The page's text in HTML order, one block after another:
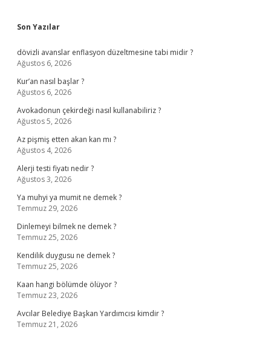
Sidebar
Son Yazılar
dövizli avanslar enflasyon düzeltmesine tabi midir ?
Ağustos 6, 2026
Kur’an nasıl başlar ?
Ağustos 6, 2026
Avokadonun çekirdeği nasıl kullanabiliriz ?
Ağustos 5, 2026
Az pişmiş etten akan kan mı ?
Ağustos 4, 2026
Alerji testi fiyatı nedir ?
Ağustos 3, 2026
Ya muhyi ya mumit ne demek ?
Temmuz 29, 2026
Dinlemeyi bilmek ne demek ?
Temmuz 25, 2026
Kendilik duygusu ne demek ?
Temmuz 25, 2026
Kaan hangi bölümde ölüyor ?
Temmuz 23, 2026
Avcılar Belediye Başkan Yardımcısı kimdir ?
Temmuz 21, 2026